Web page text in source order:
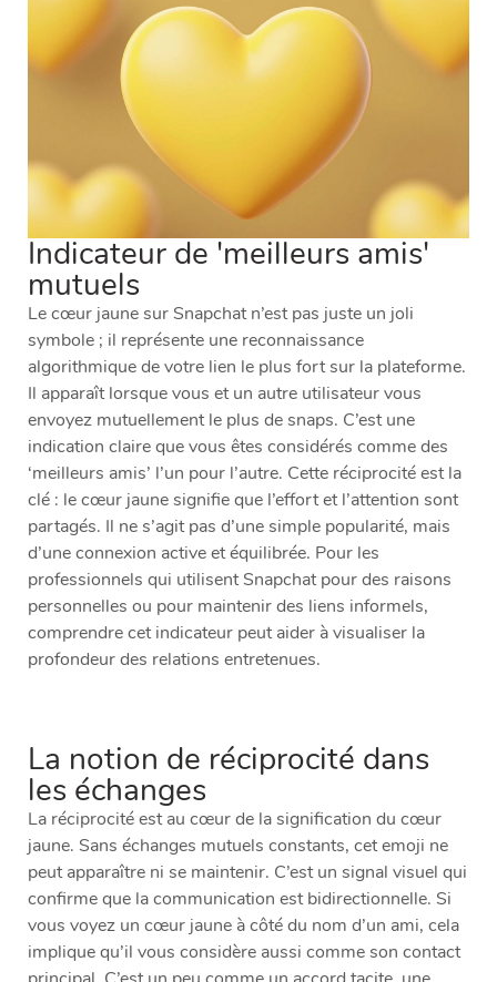
Indicateur de 'meilleurs amis'
mutuels
Le cœur jaune sur Snapchat n’est pas juste un joli
symbole ; il représente une reconnaissance
algorithmique de votre lien le plus fort sur la plateforme.
Il apparaît lorsque vous et un autre utilisateur vous
envoyez mutuellement le plus de snaps. C’est une
indication claire que vous êtes considérés comme des
‘meilleurs amis’ l’un pour l’autre. Cette réciprocité est la
clé : le cœur jaune signifie que l’effort et l’attention sont
partagés. Il ne s’agit pas d’une simple popularité, mais
d’une connexion active et équilibrée. Pour les
professionnels qui utilisent Snapchat pour des raisons
personnelles ou pour maintenir des liens informels,
comprendre cet indicateur peut aider à visualiser la
profondeur des relations entretenues.
La notion de réciprocité dans
les échanges
La réciprocité est au cœur de la signification du cœur
jaune. Sans échanges mutuels constants, cet emoji ne
peut apparaître ni se maintenir. C’est un signal visuel qui
confirme que la communication est bidirectionnelle. Si
vous voyez un cœur jaune à côté du nom d’un ami, cela
implique qu’il vous considère aussi comme son contact